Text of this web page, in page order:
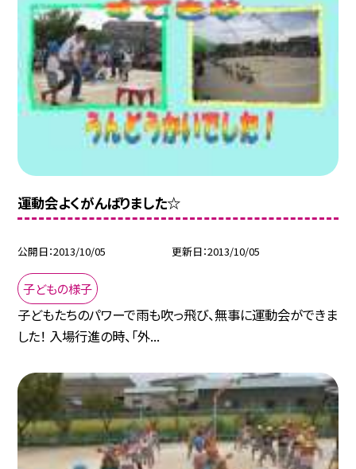
運動会よくがんばりました☆
公開日 2013/10/05 更新日 2013/10/05
子どもの様子
子どもたちのパワーで雨も吹っ飛び、無事に運動会ができま
した！ 入場行進の時、「外...